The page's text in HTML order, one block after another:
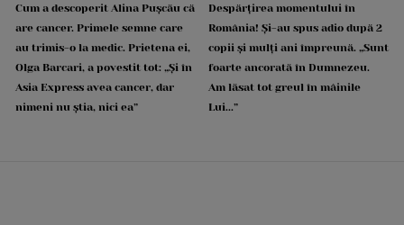
Cum a descoperit Alina Pușcău că
are cancer. Primele semne care
au trimis-o la medic. Prietena ei,
Olga Barcari, a povestit tot: „Și în
Asia Express avea cancer, dar
nimeni nu știa, nici ea”
Despărțirea momentului în
România! Și-au spus adio după 2
copii și mulți ani împreună. „Sunt
foarte ancorată în Dumnezeu.
Am lăsat tot greul în mâinile
Lui...”